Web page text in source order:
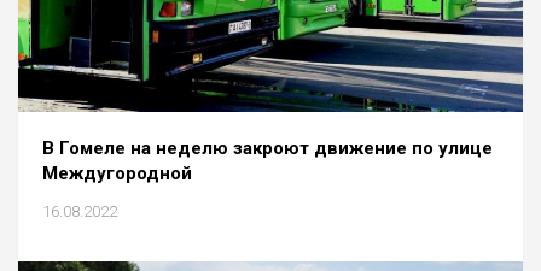
В Гомеле на неделю закроют движение по улице
Междугородной
16.08.2022